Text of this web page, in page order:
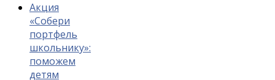
Акция
«Собери
портфель
школьнику»:
поможем
детям